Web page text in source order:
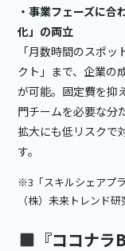
・事業フェーズに
化」の両立
「月数時間のスポ
クト」まで、企業の
が可能。固定費を抑
門チームを必要な分
拡大にも低リスクで
す。
※3「スキルシェアプ
（株）未来トレンド
『ココナ